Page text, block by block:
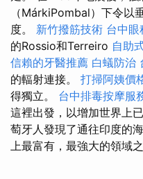
（MárkiPombal）下令以
度。 新竹撥筋技術 台中眼
的Rossio和Terreiro 自助
信賴的牙醫推薦 白蟻防治
的輻射連接。 打掃阿姨價
得獨立。 台中排毒按摩服
這裡出發，以增加世界上
萄牙人發現了通往印度的
上最富有，最強大的領域之